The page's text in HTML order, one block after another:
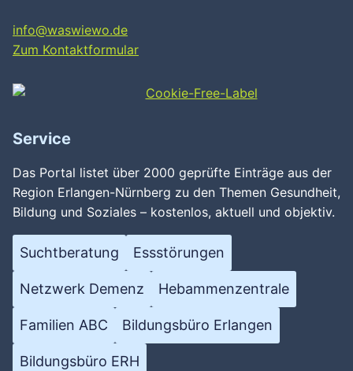
info@waswiewo.de
Zum Kontaktformular
Service
Das Portal listet über 2000 geprüfte Einträge aus der
Region Erlangen-Nürnberg zu den Themen Gesundheit,
Bildung und Soziales – kostenlos, aktuell und objektiv.
Suchtberatung Essstörungen
Netzwerk Demenz Hebammenzentrale
Familien ABC Bildungsbüro Erlangen
Bildungsbüro ERH